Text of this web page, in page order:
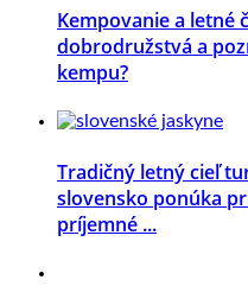
Kempovanie a letné
dobrodružstvá a
kempu?
Tradičný letný cieľ
slovensko ponúka
príjemné ...